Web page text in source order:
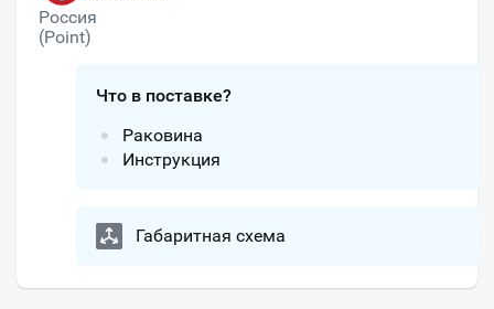
Россия
(Point)
Что в поставке?
Раковина
Инструкция
Габаритная схема